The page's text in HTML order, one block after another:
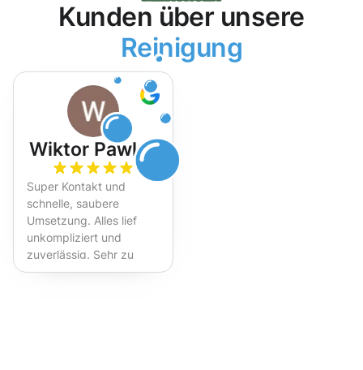
Kunden über unsere
Reinigung
Wiktor Pawlak
Super Kontakt und
schnelle, saubere
Umsetzung. Alles lief
unkompliziert und
zuverlässig. Sehr zu
empfehlen!